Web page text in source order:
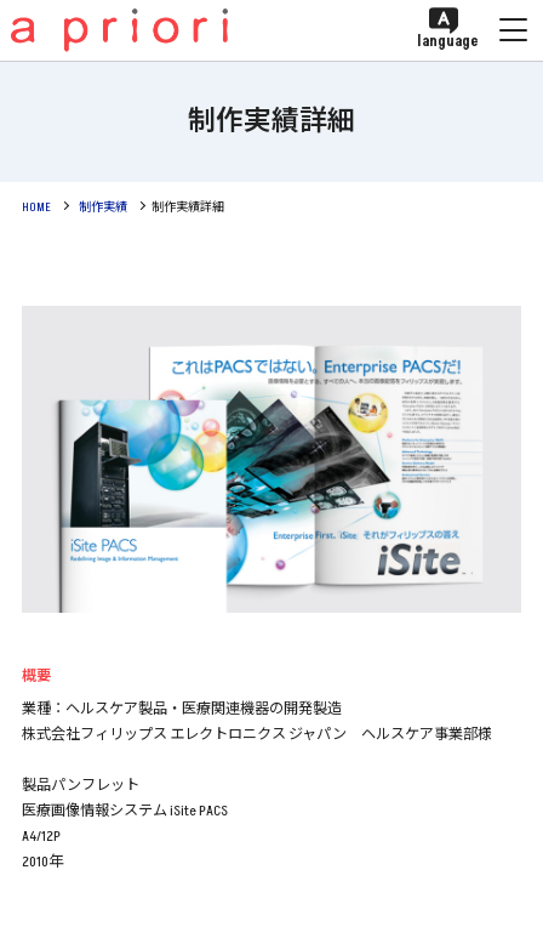
language
制作実績詳細
HOME 制作実績 制作実績詳細
概要
業種：ヘルスケア製品・医療関連機器の開発製造
株式会社フィリップス エレクトロニクス ジャパン ヘルスケア事業部様
製品パンフレット
医療画像情報システム iSite PACS
A4/12P
2010年